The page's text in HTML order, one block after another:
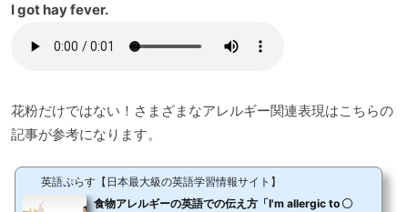
I got hay fever.
花粉だけではない！さまざまなアレルギー関連表現はこちらの
記事が参考になります。
英語ぷらす【日本最大級の英語学習情報サイト】
食物アレルギーの英語での伝え方「I'm allergic to 〇